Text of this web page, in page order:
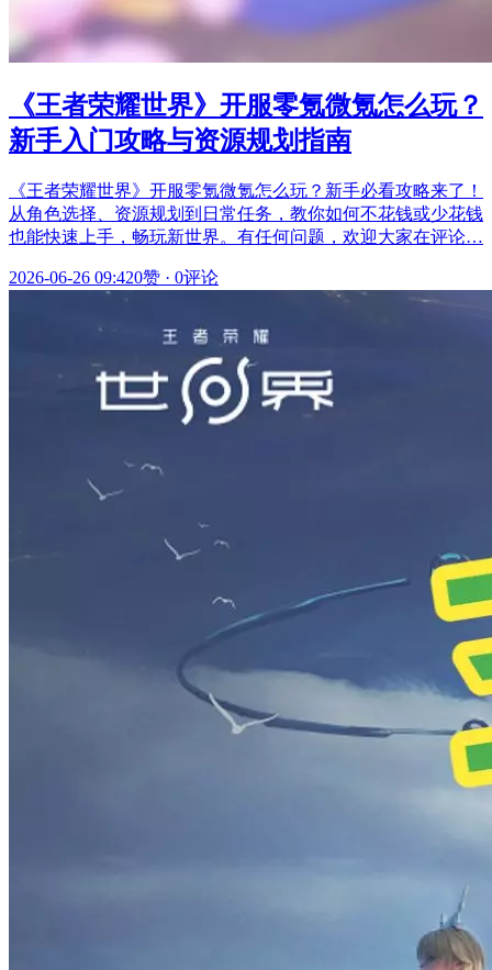
《王者荣耀世界》开服零氪微氪怎么玩？
新手入门攻略与资源规划指南
《王者荣耀世界》开服零氪微氪怎么玩？新手必看攻略来了！
从角色选择、资源规划到日常任务，教你如何不花钱或少花钱
也能快速上手，畅玩新世界。有任何问题，欢迎大家在评论…
2026-06-26 09:420赞 · 0评论